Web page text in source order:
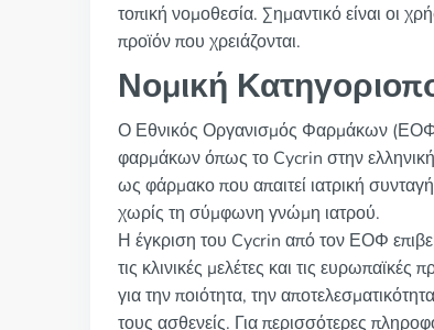
τοπική νομοθεσία. Σημαντικό είναι οι
προϊόν που χρειάζονται.
Νομική
Ο Εθνικός Οργανισμός Φαρμάκων (ΕΟΦ)
φαρμάκων όπως το Cycrin στην
ως φάρμακο που απαιτεί ιατρική
χωρίς τη σύμφωνη γνώμη ιατρού.
Η έγκριση του Cycrin από τον ΕΟΦ
τις κλινικές μελέτες και τις
για την ποιότητα, την
τους ασθενείς. Για περισσότερες